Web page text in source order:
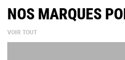
NOS MARQUES
VOIR TOUT